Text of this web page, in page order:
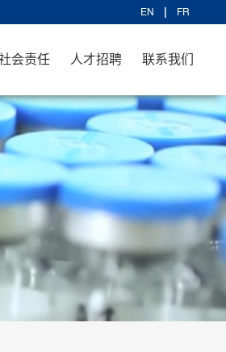
EN FR
会责任 人才招聘 联系我们